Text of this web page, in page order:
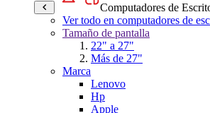
Computadores de
Ver todo en computadores de
Tamaño de pantalla
22" a 27"
Más de 27"
Marca
Lenovo
Hp
Apple